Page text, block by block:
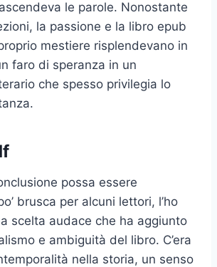
le parole. Nonostante
la passione e la libro epub
mestiere risplendevano in
faro di speranza in un
che spesso privilegia lo
possa essere
brusca per alcuni lettori, l’ho
scelta audace che ha aggiunto
e ambiguità del libro. C’era
nella storia, un senso